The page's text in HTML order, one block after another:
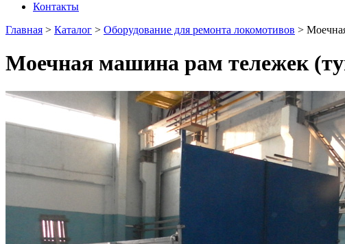
Контакты
Главная > Каталог > Оборудование для ремонта локомотивов >
Моечная машина рам тележек